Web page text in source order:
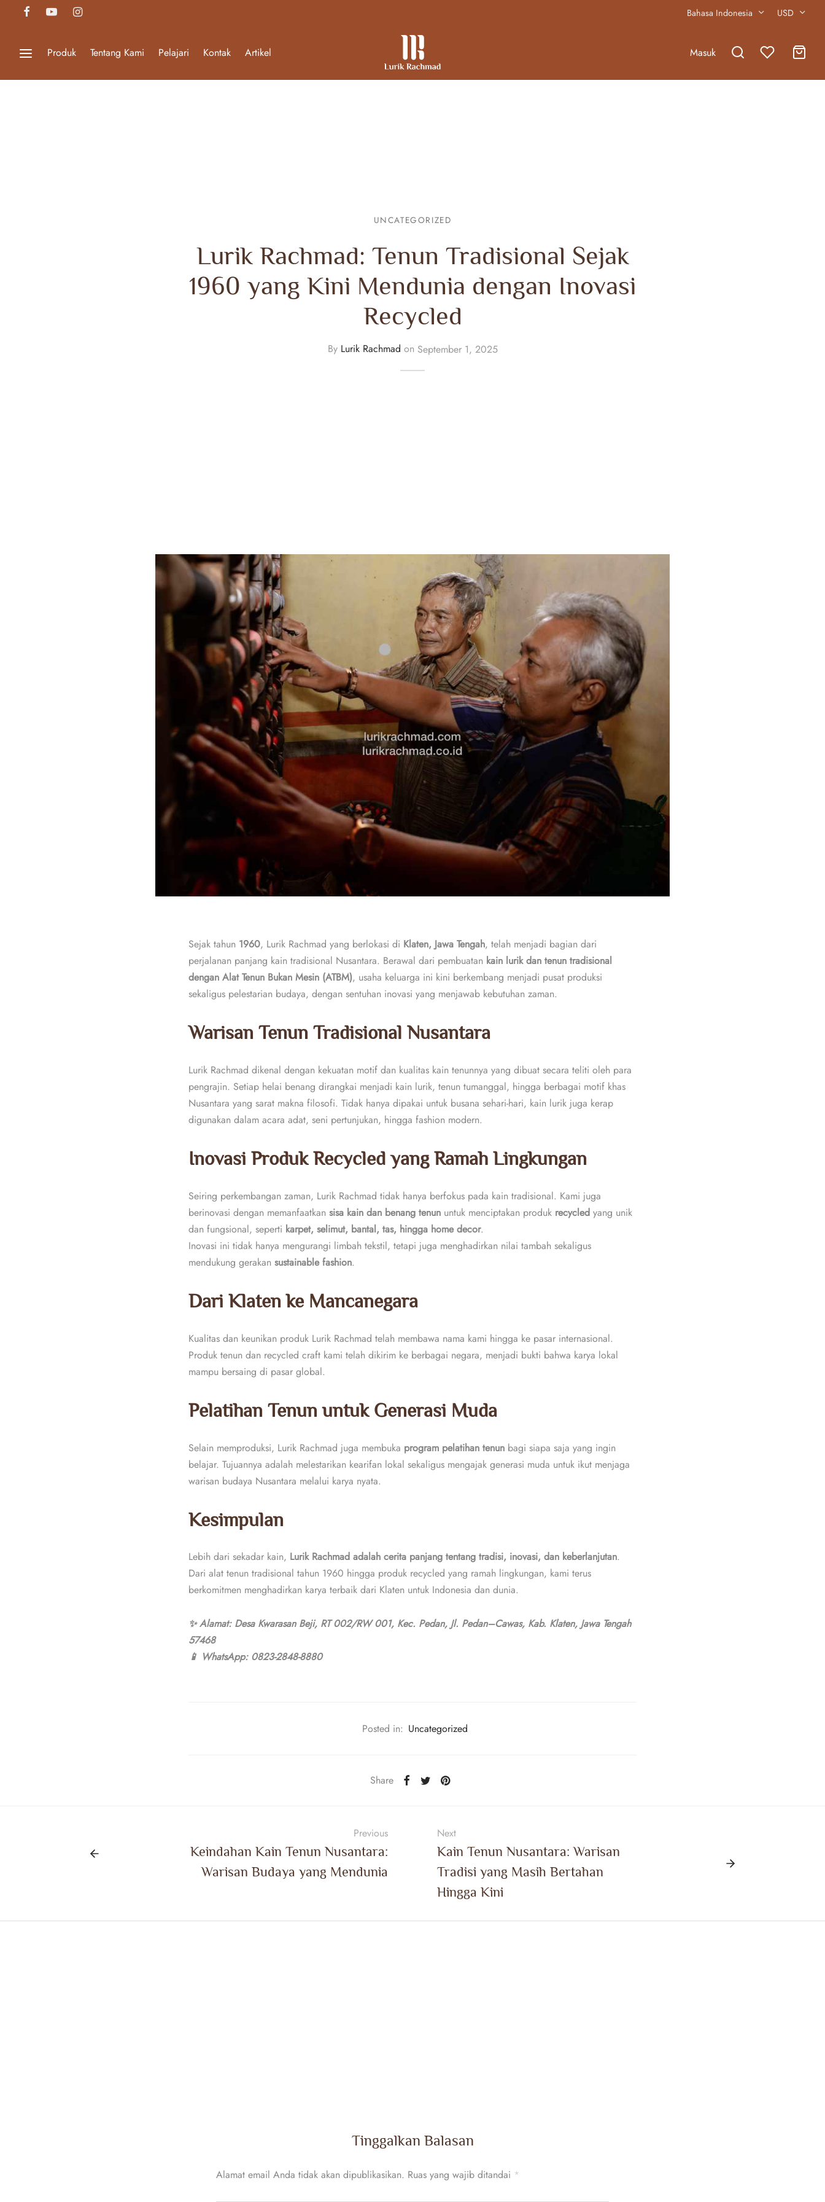
Bahasa Indonesia USD
Produk Tentang Kami Pelajari Kontak Artikel Masuk
UNCATEGORIZED
Lurik Rachmad: Tenun Tradisional Sejak
1960 yang Kini Mendunia dengan Inovasi
Recycled
By Lurik Rachmad on September 1, 2025
Sejak tahun 1960, Lurik Rachmad yang berlokasi di Klaten, Jawa Tengah, telah menjadi bagian dari
perjalanan panjang kain tradisional Nusantara. Berawal dari pembuatan kain lurik dan tenun tradisional
dengan Alat Tenun Bukan Mesin (ATBM), usaha keluarga ini kini berkembang menjadi pusat produksi
sekaligus pelestarian budaya, dengan sentuhan inovasi yang menjawab kebutuhan zaman.
Warisan Tenun Tradisional Nusantara
Lurik Rachmad dikenal dengan kekuatan motif dan kualitas kain tenunnya yang dibuat secara teliti oleh para
pengrajin. Setiap helai benang dirangkai menjadi kain lurik, tenun tumanggal, hingga berbagai motif khas
Nusantara yang sarat makna filosofi. Tidak hanya dipakai untuk busana sehari-hari, kain lurik juga kerap
digunakan dalam acara adat, seni pertunjukan, hingga fashion modern.
Inovasi Produk Recycled yang Ramah Lingkungan
Seiring perkembangan zaman, Lurik Rachmad tidak hanya berfokus pada kain tradisional. Kami juga
berinovasi dengan memanfaatkan sisa kain dan benang tenun untuk menciptakan produk recycled yang unik
dan fungsional, seperti karpet, selimut, bantal, tas, hingga home decor.
Inovasi ini tidak hanya mengurangi limbah tekstil, tetapi juga menghadirkan nilai tambah sekaligus
mendukung gerakan sustainable fashion.
Dari Klaten ke Mancanegara
Kualitas dan keunikan produk Lurik Rachmad telah membawa nama kami hingga ke pasar internasional.
Produk tenun dan recycled craft kami telah dikirim ke berbagai negara, menjadi bukti bahwa karya lokal
mampu bersaing di pasar global.
Pelatihan Tenun untuk Generasi Muda
Selain memproduksi, Lurik Rachmad juga membuka program pelatihan tenun bagi siapa saja yang ingin
belajar. Tujuannya adalah melestarikan kearifan lokal sekaligus mengajak generasi muda untuk ikut menjaga
warisan budaya Nusantara melalui karya nyata.
Kesimpulan
Lebih dari sekadar kain, Lurik Rachmad adalah cerita panjang tentang tradisi, inovasi, dan keberlanjutan.
Dari alat tenun tradisional tahun 1960 hingga produk recycled yang ramah lingkungan, kami terus
berkomitmen menghadirkan karya terbaik dari Klaten untuk Indonesia dan dunia.
✨ Alamat: Desa Kwarasan Beji, RT 002/RW 001, Kec. Pedan, Jl. Pedan–Cawas, Kab. Klaten, Jawa Tengah
57468
📱 WhatsApp: 0823-2848-8880
Posted in: Uncategorized
Share
Previous
Keindahan Kain Tenun Nusantara:
Warisan Budaya yang Mendunia
Next
Kain Tenun Nusantara: Warisan
Tradisi yang Masih Bertahan
Hingga Kini
Tinggalkan Balasan
Alamat email Anda tidak akan dipublikasikan. Ruas yang wajib ditandai *